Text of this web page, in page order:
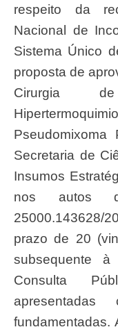
respeito da
Nacional de
Sistema Único
proposta de
Cirurgia
Pseudomixoma
Secretaria de
Insumos
nos autos
25000.143628/
prazo de 20
subsequente
Consulta
apresentadas
fundamentadas.